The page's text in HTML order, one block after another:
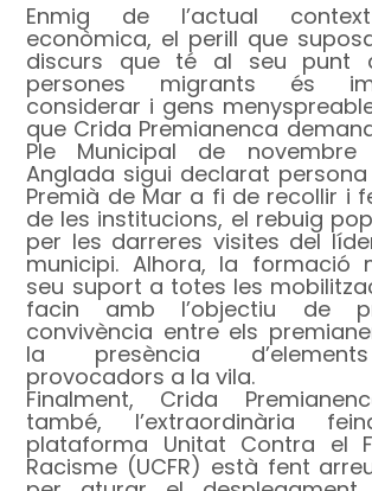
Enmig de l’actual
econòmica, el perill que
discurs que té al seu punt
persones migrants és
considerar i gens
que Crida Premianenca
Ple Municipal de
Anglada sigui declarat
Premià de Mar a fi de recollir i
de les institucions, el rebuig
per les darreres visites del
municipi. Alhora, la formació
seu suport a totes les
facin amb l’objectiu de
convivència entre els
la presència
provocadors a la vila.
Finalment, Crida
també, l’extraordinària
plataforma Unitat Contra el
Racisme (UCFR) està fent